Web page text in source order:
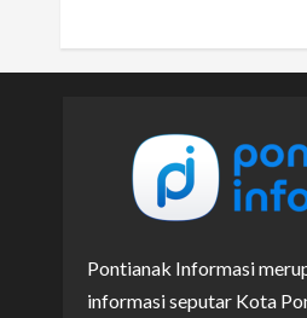
Pontianak Informasi
informasi seputar Kota